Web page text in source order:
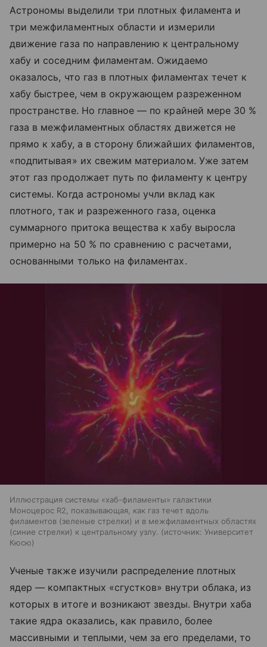
Астрономы выделили три плотных филамента и
три межфиламентных области и измерили
движение газа по направлению к центральному
хабу и соседним филаментам. Ожидаемо
оказалось, что газ в плотных филаментах течет к
хабу быстрее, чем в окружающем разреженном
пространстве. Но главное — по крайней мере 30 %
газа в межфиламентных областях движется не
прямо к хабу, а в сторону ближайших филаментов,
«подпитывая» их свежим материалом. Уже затем
этот газ продолжает путь по филаменту к центру
системы. Когда астрономы учли вклад как
плотного, так и разреженного газа, оценка
суммарного притока вещества к хабу выросла
примерно на 50 % по сравнению с расчетами,
основанными только на филаментах.
Иллюстрация системы «хаб-филаменты» галактики
Моноцерос R2, показывающая, как газ течет вдоль
филаментов (зеленые стрелки) и в межфиламентных областях
(синие стрелки) к центральному узлу.
источник: Университет
Кюсю
Ученые также изучили распределение плотных
ядер — компактных «сгустков» внутри облака, из
которых в итоге и возникают звезды. Внутри хаба
такие ядра оказались, как правило, более
массивными и теплыми, чем за его пределами, то